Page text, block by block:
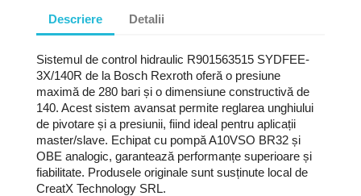
Descriere Detalii
Sistemul de control hidraulic R901563515 SYDFEE-
3X/140R de la Bosch Rexroth oferă o presiune
maximă de 280 bari și o dimensiune constructivă de
140. Acest sistem avansat permite reglarea unghiului
de pivotare și a presiunii, fiind ideal pentru aplicații
master/slave. Echipat cu pompă A10VSO BR32 și
OBE analogic, garantează performanțe superioare și
fiabilitate. Produsele originale sunt susținute local de
CreatX Technology SRL.